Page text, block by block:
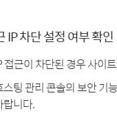
IP 차단 설정 여부 확인
접근이 차단된 경우 사이
스팅 관리 콘솔의 보안 기
랍니다.